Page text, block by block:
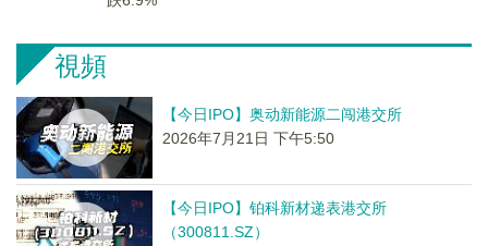
視頻
【今日IPO】奥动新能源二闯港交所
2026年7月21日 下午5:50
【今日IPO】铂科新材递表港交所
（300811.SZ）